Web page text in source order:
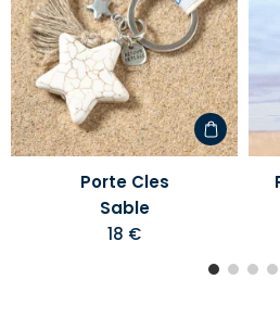
à
votre
liste
d'envies
Porte Cles
Sable
18 €